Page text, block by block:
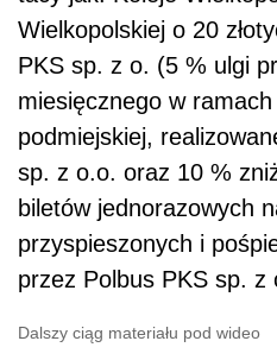
Wielkopolskiej o 20
PKS sp. z o. (5 % ulgi
miesięcznego w
podmiejskiej,
sp. z o.o. oraz 10 %
biletów jednorazowych
przyspieszonych i
przez Polbus PKS sp. z
Dalszy ciąg materiału pod wideo